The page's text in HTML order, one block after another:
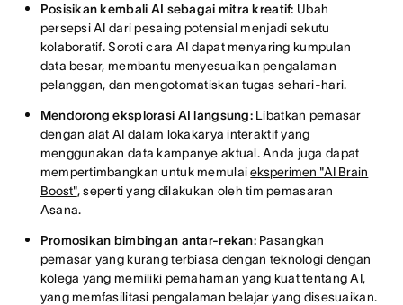
Posisikan kembali AI sebagai mitra kreatif: Ubah
persepsi AI dari pesaing potensial menjadi sekutu
kolaboratif. Soroti cara AI dapat menyaring kumpulan
data besar, membantu menyesuaikan pengalaman
pelanggan, dan mengotomatiskan tugas sehari-hari.
Mendorong eksplorasi AI langsung:Libatkan pemasar
dengan alat AI dalam lokakarya interaktif yang
menggunakan data kampanye aktual. Anda juga dapat
mempertimbangkan untuk memulaieksperimen "AI Brain
Boost", seperti yang dilakukan oleh tim pemasaran
Asana.
Promosikan bimbingan antar-rekan:Pasangkan
pemasar yang kurang terbiasa dengan teknologi dengan
kolega yang memiliki pemahaman yang kuat tentang AI,
yang memfasilitasi pengalaman belajar yang disesuaikan.